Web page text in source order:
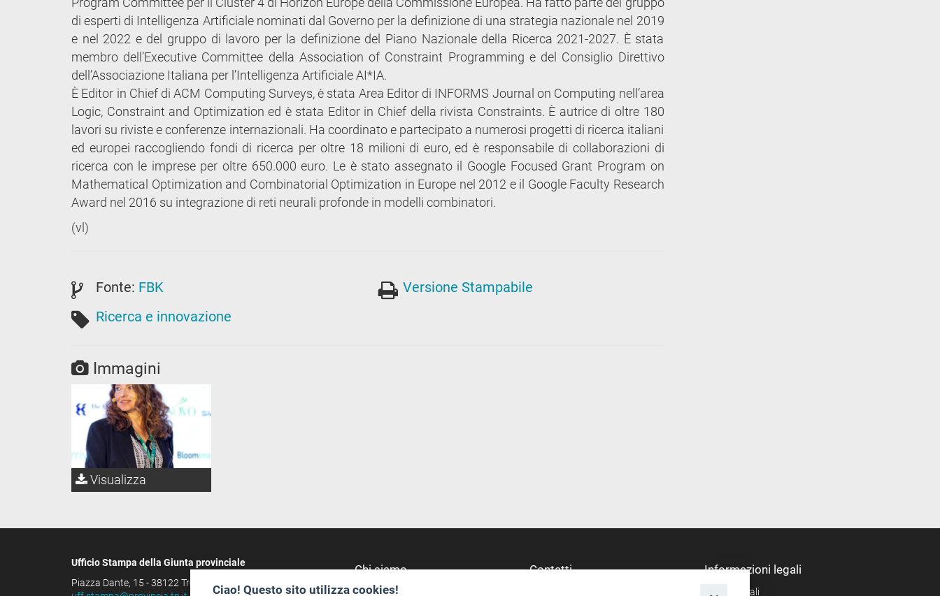
di esperti di Intelligenza Artificiale nominati dal Governo per la definizione di una strategia nazionale nel 2019
e nel 2022 e del gruppo di lavoro per la definizione del Piano Nazionale della Ricerca 2021-2027. È stata
membro dell’Executive Committee della Association of Constraint Programming e del Consiglio Direttivo
dell’Associazione Italiana per l’Intelligenza Artificiale AI*IA.
È Editor in Chief di ACM Computing Surveys, è stata Area Editor di INFORMS Journal on Computing nell’area
Logic, Constraint and Optimization ed è stata Editor in Chief della rivista Constraints. È autrice di oltre 180
lavori su riviste e conferenze internazionali. Ha coordinato e partecipato a numerosi progetti di ricerca italiani
ed europei raccogliendo fondi di ricerca per oltre 18 milioni di euro, ed è responsabile di collaborazioni di
ricerca con le imprese per oltre 650.000 euro. Le è stato assegnato il Google Focused Grant Program on
Mathematical Optimization and Combinatorial Optimization in Europe nel 2012 e il Google Faculty Research
Award nel 2016 su integrazione di reti neurali profonde in modelli combinatori.
(vl)
Fonte: FBK
Ricerca e innovazione
Versione Stampabile
Immagini
Visualizza
Ufficio Stampa della Giunta provinciale
Piazza Dante, 15 - 38122 Trento (IT)
Chi siamo
Redazione
Contatti Informazioni legali
Note legali
Ciao! Questo sito utilizza cookies!